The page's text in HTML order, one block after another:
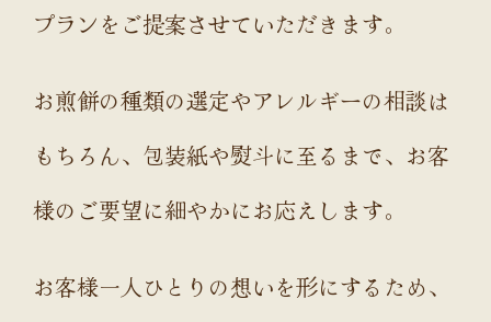
プランをご提案させていただきます。
お煎餅の種類の選定やアレルギーの相談は
もちろん、包装紙や熨斗に至るまで、お客
様のご要望に細やかにお応えします。
お客様一人ひとりの想いを形にするため、